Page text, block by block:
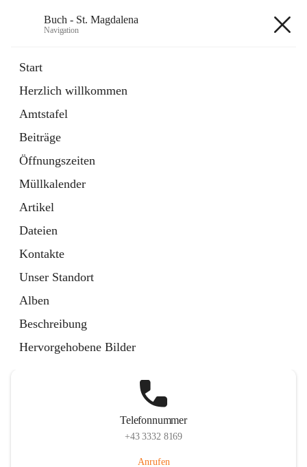
Buch - St. Magdalena
Navigation
Start
Herzlich willkommen
Amtstafel
Beiträge
Öffnungszeiten
Müllkalender
Artikel
Dateien
Kontakte
Unser Standort
Alben
Beschreibung
Hervorgehobene Bilder
11 Schnellzugriffe
Bürgerservice
10 Schnellzugriffe
Telefonnummer
+43 3332 8169
Anrufen